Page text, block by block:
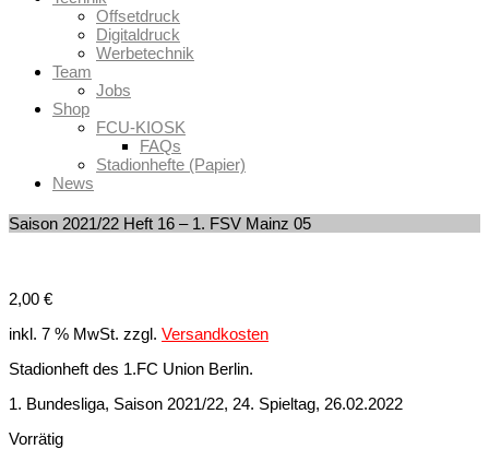
Offsetdruck
Digitaldruck
Werbetechnik
Team
Jobs
Shop
FCU-KIOSK
FAQs
Stadionhefte (Papier)
News
Saison 2021/22 Heft 16 – 1. FSV Mainz 05
2,00 €
inkl. 7 % MwSt. zzgl. Versandkosten
Stadionheft des 1.FC Union Berlin.
1. Bundesliga, Saison 2021/22, 24. Spieltag, 26.02.2022
Vorrätig